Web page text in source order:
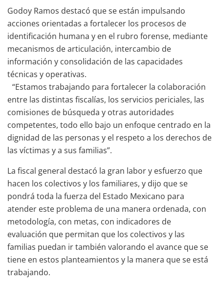
Godoy Ramos destacó que se están impulsando
acciones orientadas a fortalecer los procesos de
identificación humana y en el rubro forense, mediante
mecanismos de articulación, intercambio de
información y consolidación de las capacidades
técnicas y operativas.
“Estamos trabajando para fortalecer la colaboración
entre las distintas fiscalías, los servicios periciales, las
comisiones de búsqueda y otras autoridades
competentes, todo ello bajo un enfoque centrado en la
dignidad de las personas y el respeto a los derechos de
las víctimas y a sus familias”.
La fiscal general destacó la gran labor y esfuerzo que
hacen los colectivos y los familiares, y dijo que se
pondrá toda la fuerza del Estado Mexicano para
atender este problema de una manera ordenada, con
metodología, con metas, con indicadores de
evaluación que permitan que los colectivos y las
familias puedan ir también valorando el avance que se
tiene en estos planteamientos y la manera que se está
trabajando.